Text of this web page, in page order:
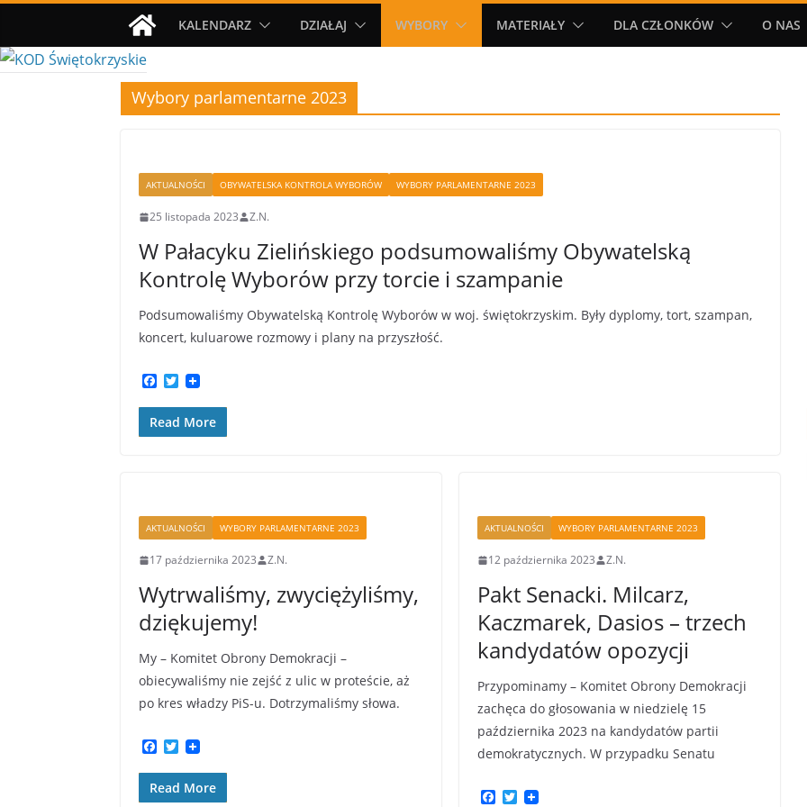
treści
KALENDARZ DZIAŁAJ WYBORY MATERIAŁY DLA CZŁONKÓW O NAS
Wybory parlamentarne 2023
AKTUALNOŚCI OBYWATELSKA KONTROLA WYBORÓW WYBORY PARLAMENTARNE 2023
25 listopada 2023 Z.N.
W Pałacyku Zielińskiego podsumowaliśmy Obywatelską
Kontrolę Wyborów przy torcie i szampanie
Podsumowaliśmy Obywatelską Kontrolę Wyborów w woj. świętokrzyskim. Były dyplomy, tort, szampan,
koncert, kuluarowe rozmowy i plany na przyszłość.
F
c
e
b
T
i
t
t
Read More
AKTUALNOŚCI WYBORY PARLAMENTARNE 2023
17 października 2023 Z.N.
Wytrwaliśmy, zwyciężyliśmy,
dziękujemy!
My – Komitet Obrony Demokracji –
obiecywaliśmy nie zejść z ulic w proteście, aż
po kres władzy PiS-u. Dotrzymaliśmy słowa.
F
c
e
T
i
t
Read More
AKTUALNOŚCI WYBORY PARLAMENTARNE 2023
12 października 2023 Z.N.
Pakt Senacki. Milcarz,
Kaczmarek, Dasios – trzech
kandydatów opozycji
Przypominamy – Komitet Obrony Demokracji
zachęca do głosowania w niedzielę 15
października 2023 na kandydatów partii
demokratycznych. W przypadku Senatu
F T